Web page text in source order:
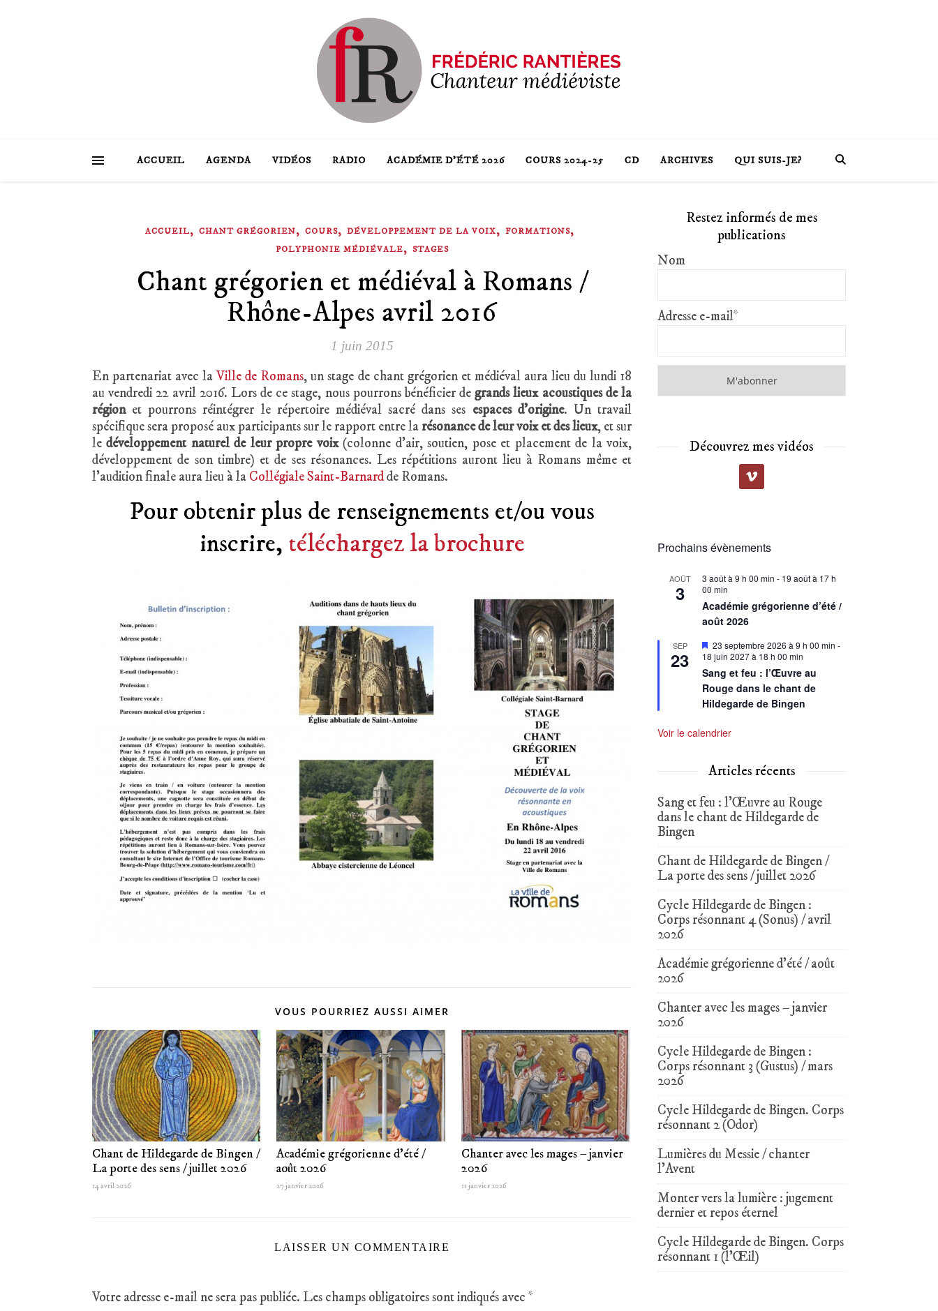
ACCUEIL AGENDA VIDÉOS RADIO ACADÉMIE D’ÉTÉ 2026 COURS 2024-25 CD ARCHIVES QUI SUIS-JE?
ACCUEIL, CHANT GRÉGORIEN, COURS, DÉVELOPPEMENT DE LA VOIX, FORMATIONS,
POLYPHONIE MÉDIÉVALE, STAGES
Chant grégorien et médiéval à Romans /
Rhône-Alpes avril 2016
1 juin 2015
En partenariat avec laVille de Romans, un stage de chant grégorien et médiéval aura lieu du lundi 18
au vendredi 22 avril 2016. Lors de ce stage, nous pourrons bénéficier degrands lieux acoustiques de la
régionet pourrons réintégrer le répertoire médiéval sacré dans ses espaces d’origine. Un travail
spécifique sera proposé aux participants sur le rapport entre larésonance de leur voix et des lieux, et sur
ledéveloppement naturel de leur propre voix(colonne d’air, soutien, pose et placement de la voix,
développement de son timbre) et de ses résonances. Les répétitions auront lieu à Romans même et
l’audition finale aura lieu à la Collégiale Saint-Barnardde Romans.
Pour obtenir plus de renseignements et/ou vous
inscrire, téléchargez la brochure
VOUS POURRIEZ AUSSI AIMER
Chant de Hildegarde de Bingen /
La porte des sens / juillet 2026
14 avril 2026
Académie grégorienne d’été /
août 2026
27 janvier 2026
Chanter avec les mages – janvier
2026
11 janvier 2026
LAISSER UN COMMENTAIRE
Votre adresse e-mail ne sera pas publiée. Les champs obligatoires sont indiqués avec *
Restez informés de mes
publications
Nom
Adresse e-mail*
Découvrez mes vidéos
Prochains évènements
AOÛT
3
3 août à 9 h 00 min - 19 août à 17 h
00 min
Académie grégorienne d’été /
août 2026
SEP
23
Mis
en
23 septembre 2026 à 9 h 00 min -
18 juin 2027 à 18 h 00 min
Sang et feu : l’Œuvre au
Rouge dans le chant de
Hildegarde de Bingen
Voir le calendrier
Articles récents
Sang et feu : l’Œuvre au Rouge
dans le chant de Hildegarde de
Bingen
Chant de Hildegarde de Bingen /
La porte des sens / juillet 2026
Cycle Hildegarde de Bingen :
Corps résonnant 4 (Sonus) / avril
2026
Académie grégorienne d’été / août
2026
Chanter avec les mages – janvier
2026
Cycle Hildegarde de Bingen :
Corps résonnant 3 (Gustus) / mars
2026
Cycle Hildegarde de Bingen. Corps
résonnant 2 (Odor)
Lumières du Messie / chanter
l’Avent
Monter vers la lumière : jugement
dernier et repos éternel
Cycle Hildegarde de Bingen. Corps
résonnant 1 (l’Œil)